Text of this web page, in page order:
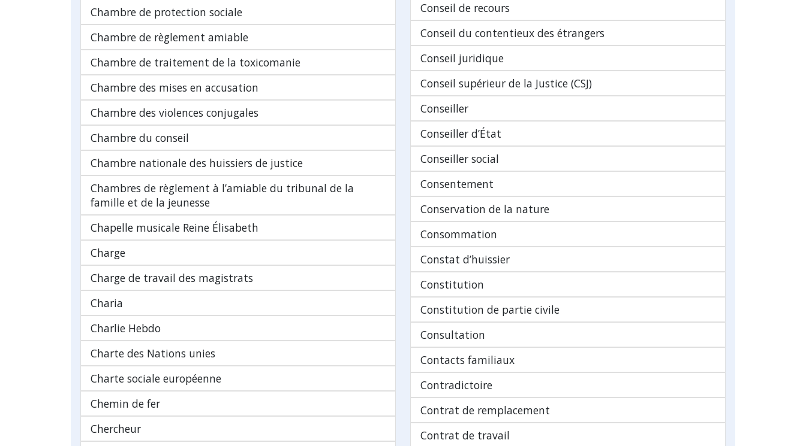
Chambre de protection sociale
Chambre de règlement amiable
Chambre de traitement de la toxicomanie
Chambre des mises en accusation
Chambre des violences conjugales
Chambre du conseil
Chambre nationale des huissiers de justice
Chambres de règlement à l’amiable du tribunal de la
famille et de la jeunesse
Chapelle musicale Reine Élisabeth
Charge
Charge de travail des magistrats
Charia
Charlie Hebdo
Charte des Nations unies
Charte sociale européenne
Chemin de fer
Chercheur
Conseil de recours
Conseil du contentieux des étrangers
Conseil juridique
Conseil supérieur de la Justice (CSJ)
Conseiller
Conseiller d’État
Conseiller social
Consentement
Conservation de la nature
Consommation
Constat d’huissier
Constitution
Constitution de partie civile
Consultation
Contacts familiaux
Contradictoire
Contrat de remplacement
Contrat de travail